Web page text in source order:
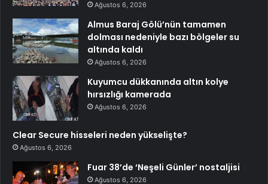
Ağustos 6, 2026
Almus Baraj Gölü’nün tamamen
dolması nedeniyle bazı bölgeler su
altında kaldı
Ağustos 6, 2026
Kuyumcu dükkanında altın kolye
hırsızlığı kamerada
Ağustos 6, 2026
Clear Secure hisseleri neden yükselişte?
Ağustos 6, 2026
Fuar 38’de ‘Neşeli Günler’ nostaljisi
Ağustos 6, 2026